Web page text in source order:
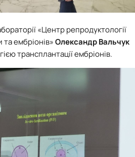
«Центр репродуктології
ембріонів»Олександр Вальчук
трансплантації ембріонів.